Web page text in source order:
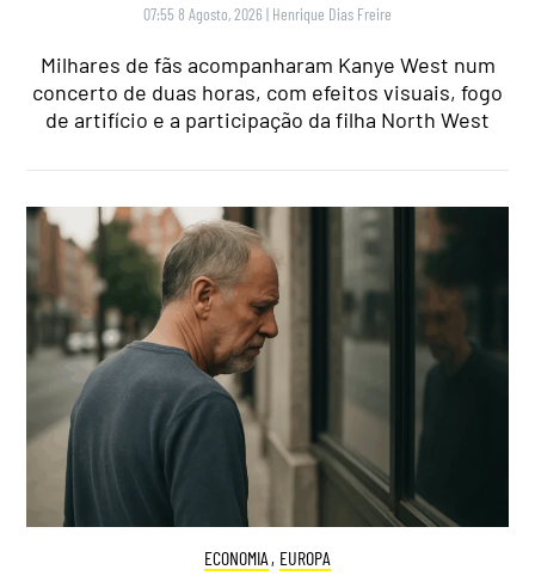
07:55 8 Agosto, 2026 | Henrique Dias Freire
Milhares de fãs acompanharam Kanye West num
concerto de duas horas, com efeitos visuais, fogo
de artifício e a participação da filha North West
ECONOMIA , EUROPA